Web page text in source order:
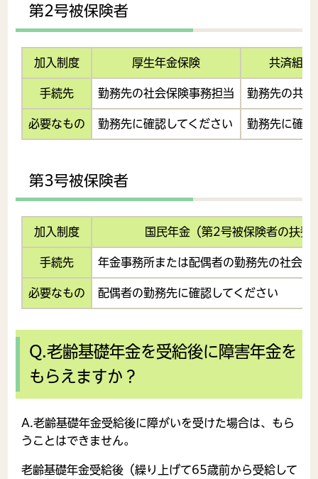
第2号被保険者
加入制度 厚生年金保険 共済組合
手続先 勤務先の社会保険事務担当 勤務先の共
必要なもの 勤務先に確認してください 勤務先に確認
第3号被保険者
加入制度 国民年金（第2号被保険者の扶養
手続先 年金事務所または配偶者の勤務先の社会保
必要なもの 配偶者の勤務先に確認してください
Q.老齢基礎年金を受給後に障害年金を
もらえますか？
A.老齢基礎年金受給後に障がいを受けた場合は、もら
うことはできません。
老齢基礎年金受給後（繰り上げて65歳前から受給して